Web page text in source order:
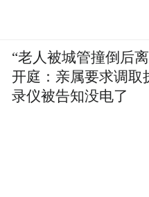
“老人被城管撞倒后
开庭：亲属要求调取
录仪被告知没电了